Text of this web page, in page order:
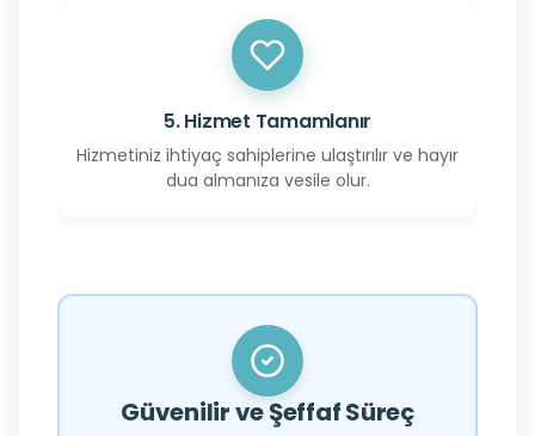
5. Hizmet Tamamlanır
Hizmetiniz ihtiyaç sahiplerine ulaştırılır ve hayır
dua almanıza vesile olur.
Güvenilir ve Şeffaf Süreç